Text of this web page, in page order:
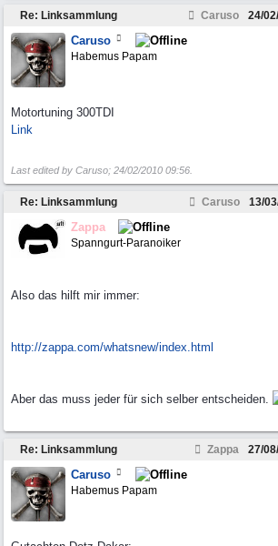
Re: Linksammlung Caruso 24/
Caruso
Habemus Papam
Motortuning 300TDI
Link
Last edited by Caruso; 24/02/2010 09:56
Re: Linksammlung Caruso 13/
Zappa
Spanngurt-Paranoiker
Also das hilft mir immer:
http://zappa.com/whatsnew/index.html
Aber das muss jeder für sich selber entscheiden.
Re: Linksammlung Zappa 27/
Caruso
Habemus Papam